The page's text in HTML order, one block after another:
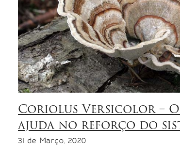
Coriolus Versicolor –
ajuda no reforço do
31 de Março, 2020